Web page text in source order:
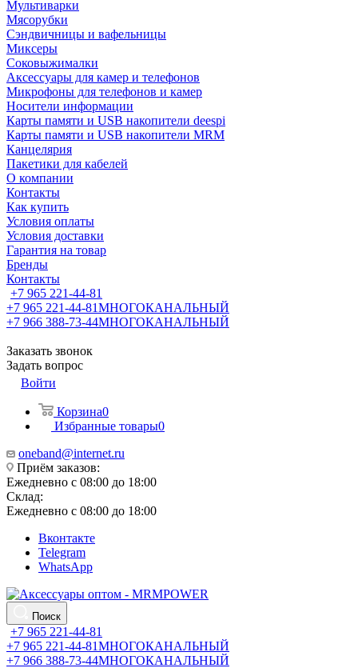
Мультиварки
Мясорубки
Сэндвичницы и вафельницы
Миксеры
Соковыжималки
Аксессуары для камер и телефонов
Микрофоны для телефонов и камер
Носители информации
Карты памяти и USB накопители deespi
Карты памяти и USB накопители MRM
Канцелярия
Пакетики для кабелей
О компании
Контакты
Как купить
Условия оплаты
Условия доставки
Гарантия на товар
Бренды
Контакты
+7 965 221-44-81
+7 965 221-44-81МНОГОКАНАЛЬНЫЙ
+7 966 388-73-44МНОГОКАНАЛЬНЫЙ
Заказать звонок
Задать вопрос
Войти
Корзина0
Избранные товары0
oneband@internet.ru
Приём заказов:
Ежедневно с 08:00 до 18:00
Склад:
Ежедневно с 08:00 до 18:00
Вконтакте
Telegram
WhatsApp
Поиск
+7 965 221-44-81
+7 965 221-44-81МНОГОКАНАЛЬНЫЙ
+7 966 388-73-44МНОГОКАНАЛЬНЫЙ